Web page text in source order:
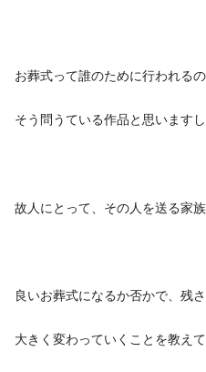
お葬式って誰のために行われるの
そう問うている作品と思います
故人にとって、その人を送る家
良いお葬式になるか否かで、残
大きく変わっていくことを教えて